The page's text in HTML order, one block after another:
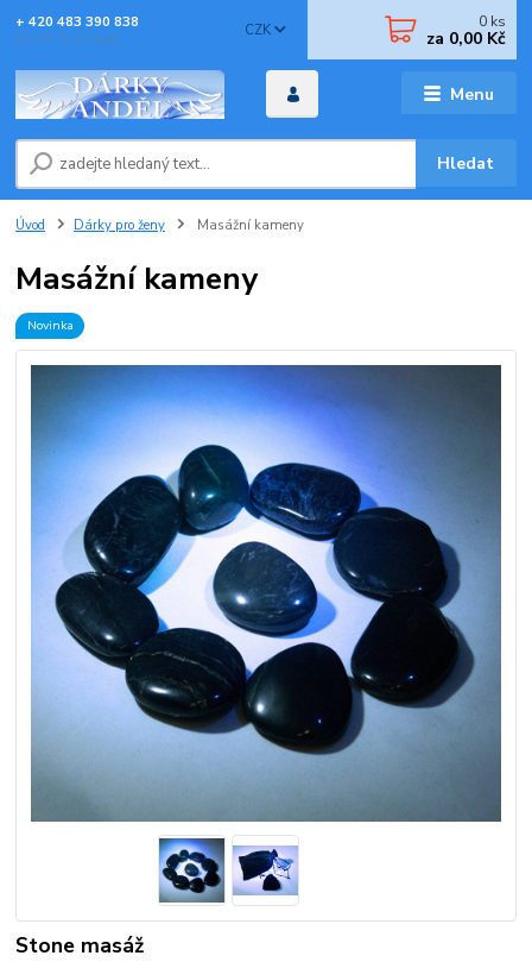
Menu
CZK
Hledat
+ 420 483 390 838
(Po-Pá 8-16 hod)
0 ks
za 0,00 Kč
Úvod Dárky pro ženy Masážní kameny
Masážní kameny
Novinka
Stone masáž